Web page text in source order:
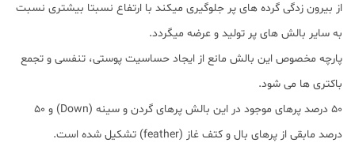
از بیرون زدگی گرده های پر جلوگیری میکند با ارتفاع نسبتا بیشتری نسبت
به سایر بالش های پر تولید و عرضه میگردد.
پارچه مخصوص این بالش مانع از ایجاد حساسیت پوستی، تنفسی و تجمع
باکتری ها می شود.
50 درصد پرهای موجود در این بالش پرهای گردن و سینه (Down) و 50
درصد مابقی از پرهای بال و کتف غاز (feather) تشکیل شده است.